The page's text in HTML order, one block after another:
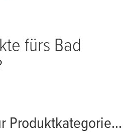
Ich möchte meine bisherigen
fürs Bad
Produktkategorie...